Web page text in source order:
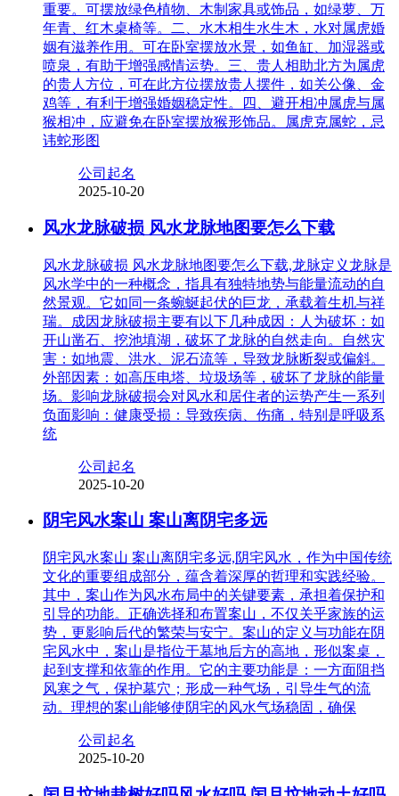
重要。可摆放绿色植物、木制家具或饰品，如绿萝、万
年青、红木桌椅等。二、水木相生水生木，水对属虎婚
姻有滋养作用。可在卧室摆放水景，如鱼缸、加湿器或
喷泉，有助于增强感情运势。三、贵人相助北方为属虎
的贵人方位，可在此方位摆放贵人摆件，如关公像、金
鸡等，有利于增强婚姻稳定性。四、避开相冲属虎与属
猴相冲，应避免在卧室摆放猴形饰品。属虎克属蛇，忌
讳蛇形图
公司起名
2025-10-20
风水龙脉破损 风水龙脉地图要怎么下载
风水龙脉破损 风水龙脉地图要怎么下载,龙脉定义龙脉是
风水学中的一种概念，指具有独特地势与能量流动的自
然景观。它如同一条蜿蜒起伏的巨龙，承载着生机与祥
瑞。成因龙脉破损主要有以下几种成因：人为破坏：如
开山凿石、挖池填湖，破坏了龙脉的自然走向。自然灾
害：如地震、洪水、泥石流等，导致龙脉断裂或偏斜。
外部因素：如高压电塔、垃圾场等，破坏了龙脉的能量
场。影响龙脉破损会对风水和居住者的运势产生一系列
负面影响：健康受损：导致疾病、伤痛，特别是呼吸系
统
公司起名
2025-10-20
阴宅风水案山 案山离阴宅多远
阴宅风水案山 案山离阴宅多远,阴宅风水，作为中国传统
文化的重要组成部分，蕴含着深厚的哲理和实践经验。
其中，案山作为风水布局中的关键要素，承担着保护和
引导的功能。正确选择和布置案山，不仅关乎家族的运
势，更影响后代的繁荣与安宁。案山的定义与功能在阴
宅风水中，案山是指位于墓地后方的高地，形似案桌，
起到支撑和依靠的作用。它的主要功能是：一方面阻挡
风寒之气，保护墓穴；形成一种气场，引导生气的流
动。理想的案山能够使阴宅的风水气场稳固，确保
公司起名
2025-10-20